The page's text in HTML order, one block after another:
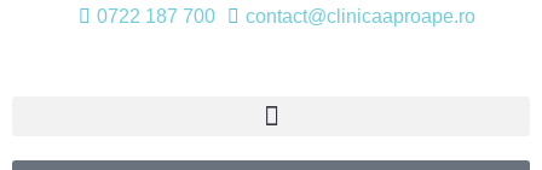
0722 187 700 contact@clinicaaproape.ro